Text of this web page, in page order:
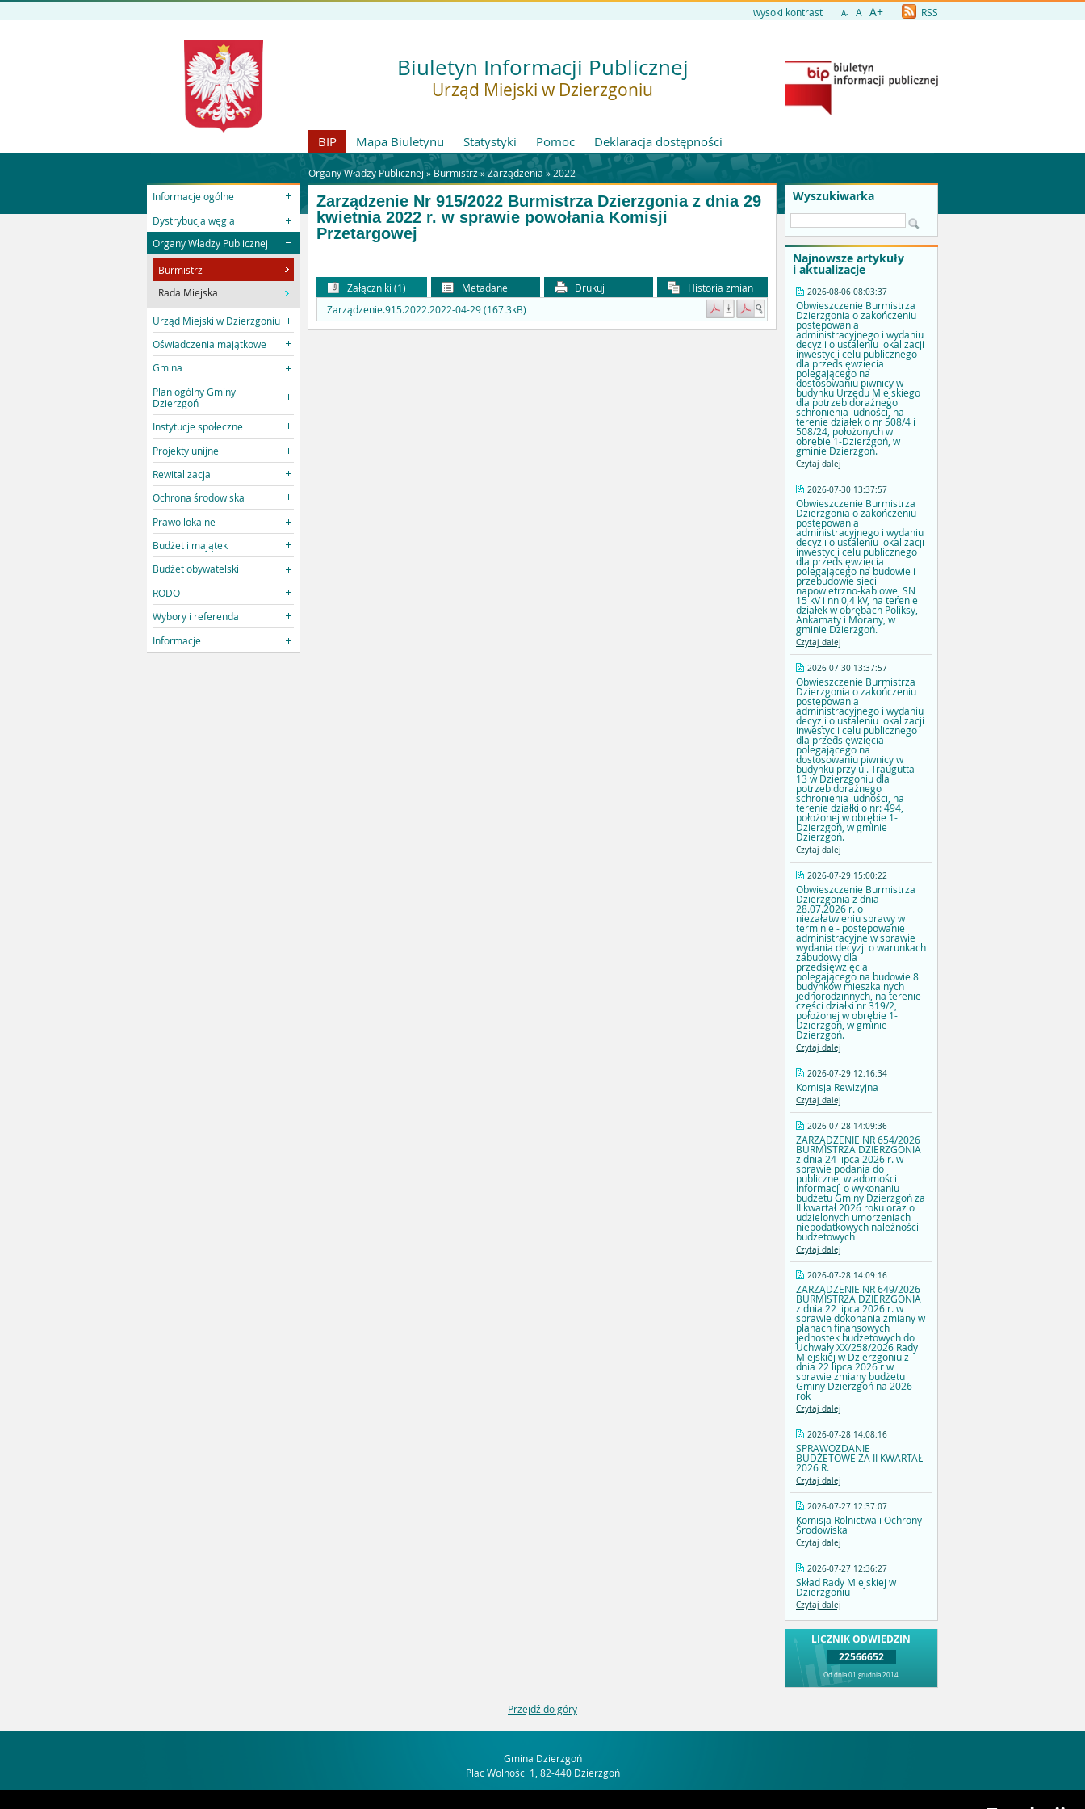
wysoki kontrast A- A A+ RSS
Biuletyn Informacji Publicznej
Urząd Miejski w Dzierzgoniu
BIP Mapa Biuletynu Statystyki Pomoc Deklaracja dostępności
Organy Władzy Publicznej » Burmistrz »Zarządzenia »2022
Informacje ogólne
Dystrybucja węgla
Organy Władzy Publicznej
Burmistrz
Rada Miejska
Urząd Miejski w Dzierzgoniu
Oświadczenia majątkowe
Gmina
Plan ogólny Gminy
Dzierzgoń
Instytucje społeczne
Projekty unijne
Rewitalizacja
Ochrona środowiska
Prawo lokalne
Budżet i majątek
Budżet obywatelski
RODO
Wybory i referenda
Informacje
Wyszukiwarka
Najnowsze artykuły
i aktualizacje
2026-08-06 08:03:37
Obwieszczenie Burmistrza
Dzierzgonia o zakończeniu
postępowania
administracyjnego i wydaniu
decyzji o ustaleniu lokalizacji
inwestycji celu publicznego
dla przedsięwzięcia
polegającego na
dostosowaniu piwnicy w
budynku Urzędu Miejskiego
dla potrzeb doraźnego
schronienia ludności, na
terenie działek o nr 508/4 i
508/24, położonych w
obrębie 1-Dzierzgoń, w
gminie Dzierzgoń.
Czytaj dalej
2026-07-30 13:37:57
Obwieszczenie Burmistrza
Dzierzgonia o zakończeniu
postępowania
administracyjnego i wydaniu
decyzji o ustaleniu lokalizacji
inwestycji celu publicznego
dla przedsięwzięcia
polegającego na budowie i
przebudowie sieci
napowietrzno-kablowej SN
15 kV i nn 0,4 kV, na terenie
działek w obrębach Poliksy,
Ankamaty i Morany, w
gminie Dzierzgoń.
Czytaj dalej
2026-07-30 13:37:57
Obwieszczenie Burmistrza
Dzierzgonia o zakończeniu
postępowania
administracyjnego i wydaniu
decyzji o ustaleniu lokalizacji
inwestycji celu publicznego
dla przedsięwzięcia
polegającego na
dostosowaniu piwnicy w
budynku przy ul. Traugutta
13 w Dzierzgoniu dla
potrzeb doraźnego
schronienia ludności, na
terenie działki o nr: 494,
położonej w obrębie 1-
Dzierzgoń, w gminie
Dzierzgoń.
Czytaj dalej
2026-07-29 15:00:22
Obwieszczenie Burmistrza
Dzierzgonia z dnia
28.07.2026 r. o
niezałatwieniu sprawy w
terminie - postępowanie
administracyjne w sprawie
wydania decyzji o warunkach
zabudowy dla
przedsięwzięcia
polegającego na budowie 8
budynków mieszkalnych
jednorodzinnych, na terenie
części działki nr 319/2,
położonej w obrębie 1-
Dzierzgoń, w gminie
Dzierzgoń.
Czytaj dalej
2026-07-29 12:16:34
Komisja Rewizyjna
Czytaj dalej
2026-07-28 14:09:36
ZARZĄDZENIE NR 654/2026
BURMISTRZA DZIERZGONIA
z dnia 24 lipca 2026 r. w
sprawie podania do
publicznej wiadomości
informacji o wykonaniu
budżetu Gminy Dzierzgoń za
II kwartał 2026 roku oraz o
udzielonych umorzeniach
niepodatkowych należności
budżetowych
Czytaj dalej
2026-07-28 14:09:16
ZARZĄDZENIE NR 649/2026
BURMISTRZA DZIERZGONIA
z dnia 22 lipca 2026 r. w
sprawie dokonania zmiany w
planach finansowych
jednostek budżetowych do
Uchwały XX/258/2026 Rady
Miejskiej w Dzierzgoniu z
dnia 22 lipca 2026 r w
sprawie zmiany budżetu
Gminy Dzierzgoń na 2026
rok
Czytaj dalej
2026-07-28 14:08:16
SPRAWOZDANIE
BUDŻETOWE ZA II KWARTAŁ
2026 R.
Czytaj dalej
2026-07-27 12:37:07
Komisja Rolnictwa i Ochrony
Środowiska
Czytaj dalej
2026-07-27 12:36:27
Skład Rady Miejskiej w
Dzierzgoniu
Czytaj dalej
LICZNIK ODWIEDZIN
22566652
Od dnia 01 grudnia 2014
Zarządzenie Nr 915/2022 Burmistrza Dzierzgonia z dnia 29
kwietnia 2022 r. w sprawie powołania Komisji
Przetargowej
Załączniki (1) Metadane Drukuj
Historia zmian
Zarządzenie.915.2022.2022-04-29 (167.3kB)
Przejdź do góry
Gmina Dzierzgoń
Plac Wolności 1, 82-440 Dzierzgoń